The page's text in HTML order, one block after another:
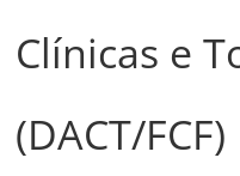
Clínicas e
(DACT/FCF)